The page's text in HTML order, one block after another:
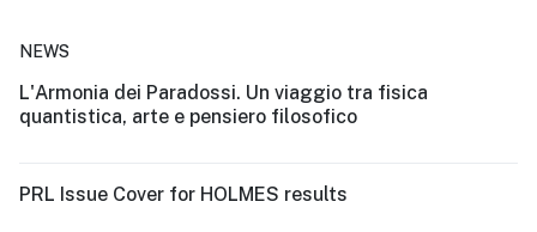
NEWS
L'Armonia dei Paradossi. Un viaggio tra fisica
quantistica, arte e pensiero filosofico
PRL Issue Cover for HOLMES results